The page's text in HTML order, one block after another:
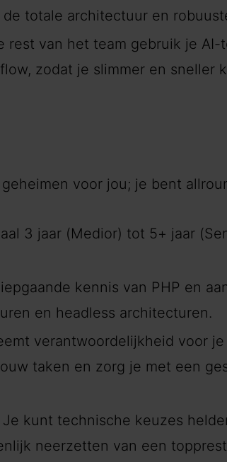
totale architectuur en
rest van het team gebruik je
zodat je slimmer en sneller
voor jou; je bent
3 jaar (Medior) tot 5+ jaar
kennis van PHP en
en headless architecturen.
verantwoordelijkheid voor
taken en zorg je met een
Je kunt technische keuzes
neerzetten van een